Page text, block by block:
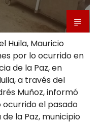
Huila, Mauricio
por lo ocurrido en
de la Paz, en
a través del
Muñoz, informó
ocurrido el pasado
la Paz, municipio